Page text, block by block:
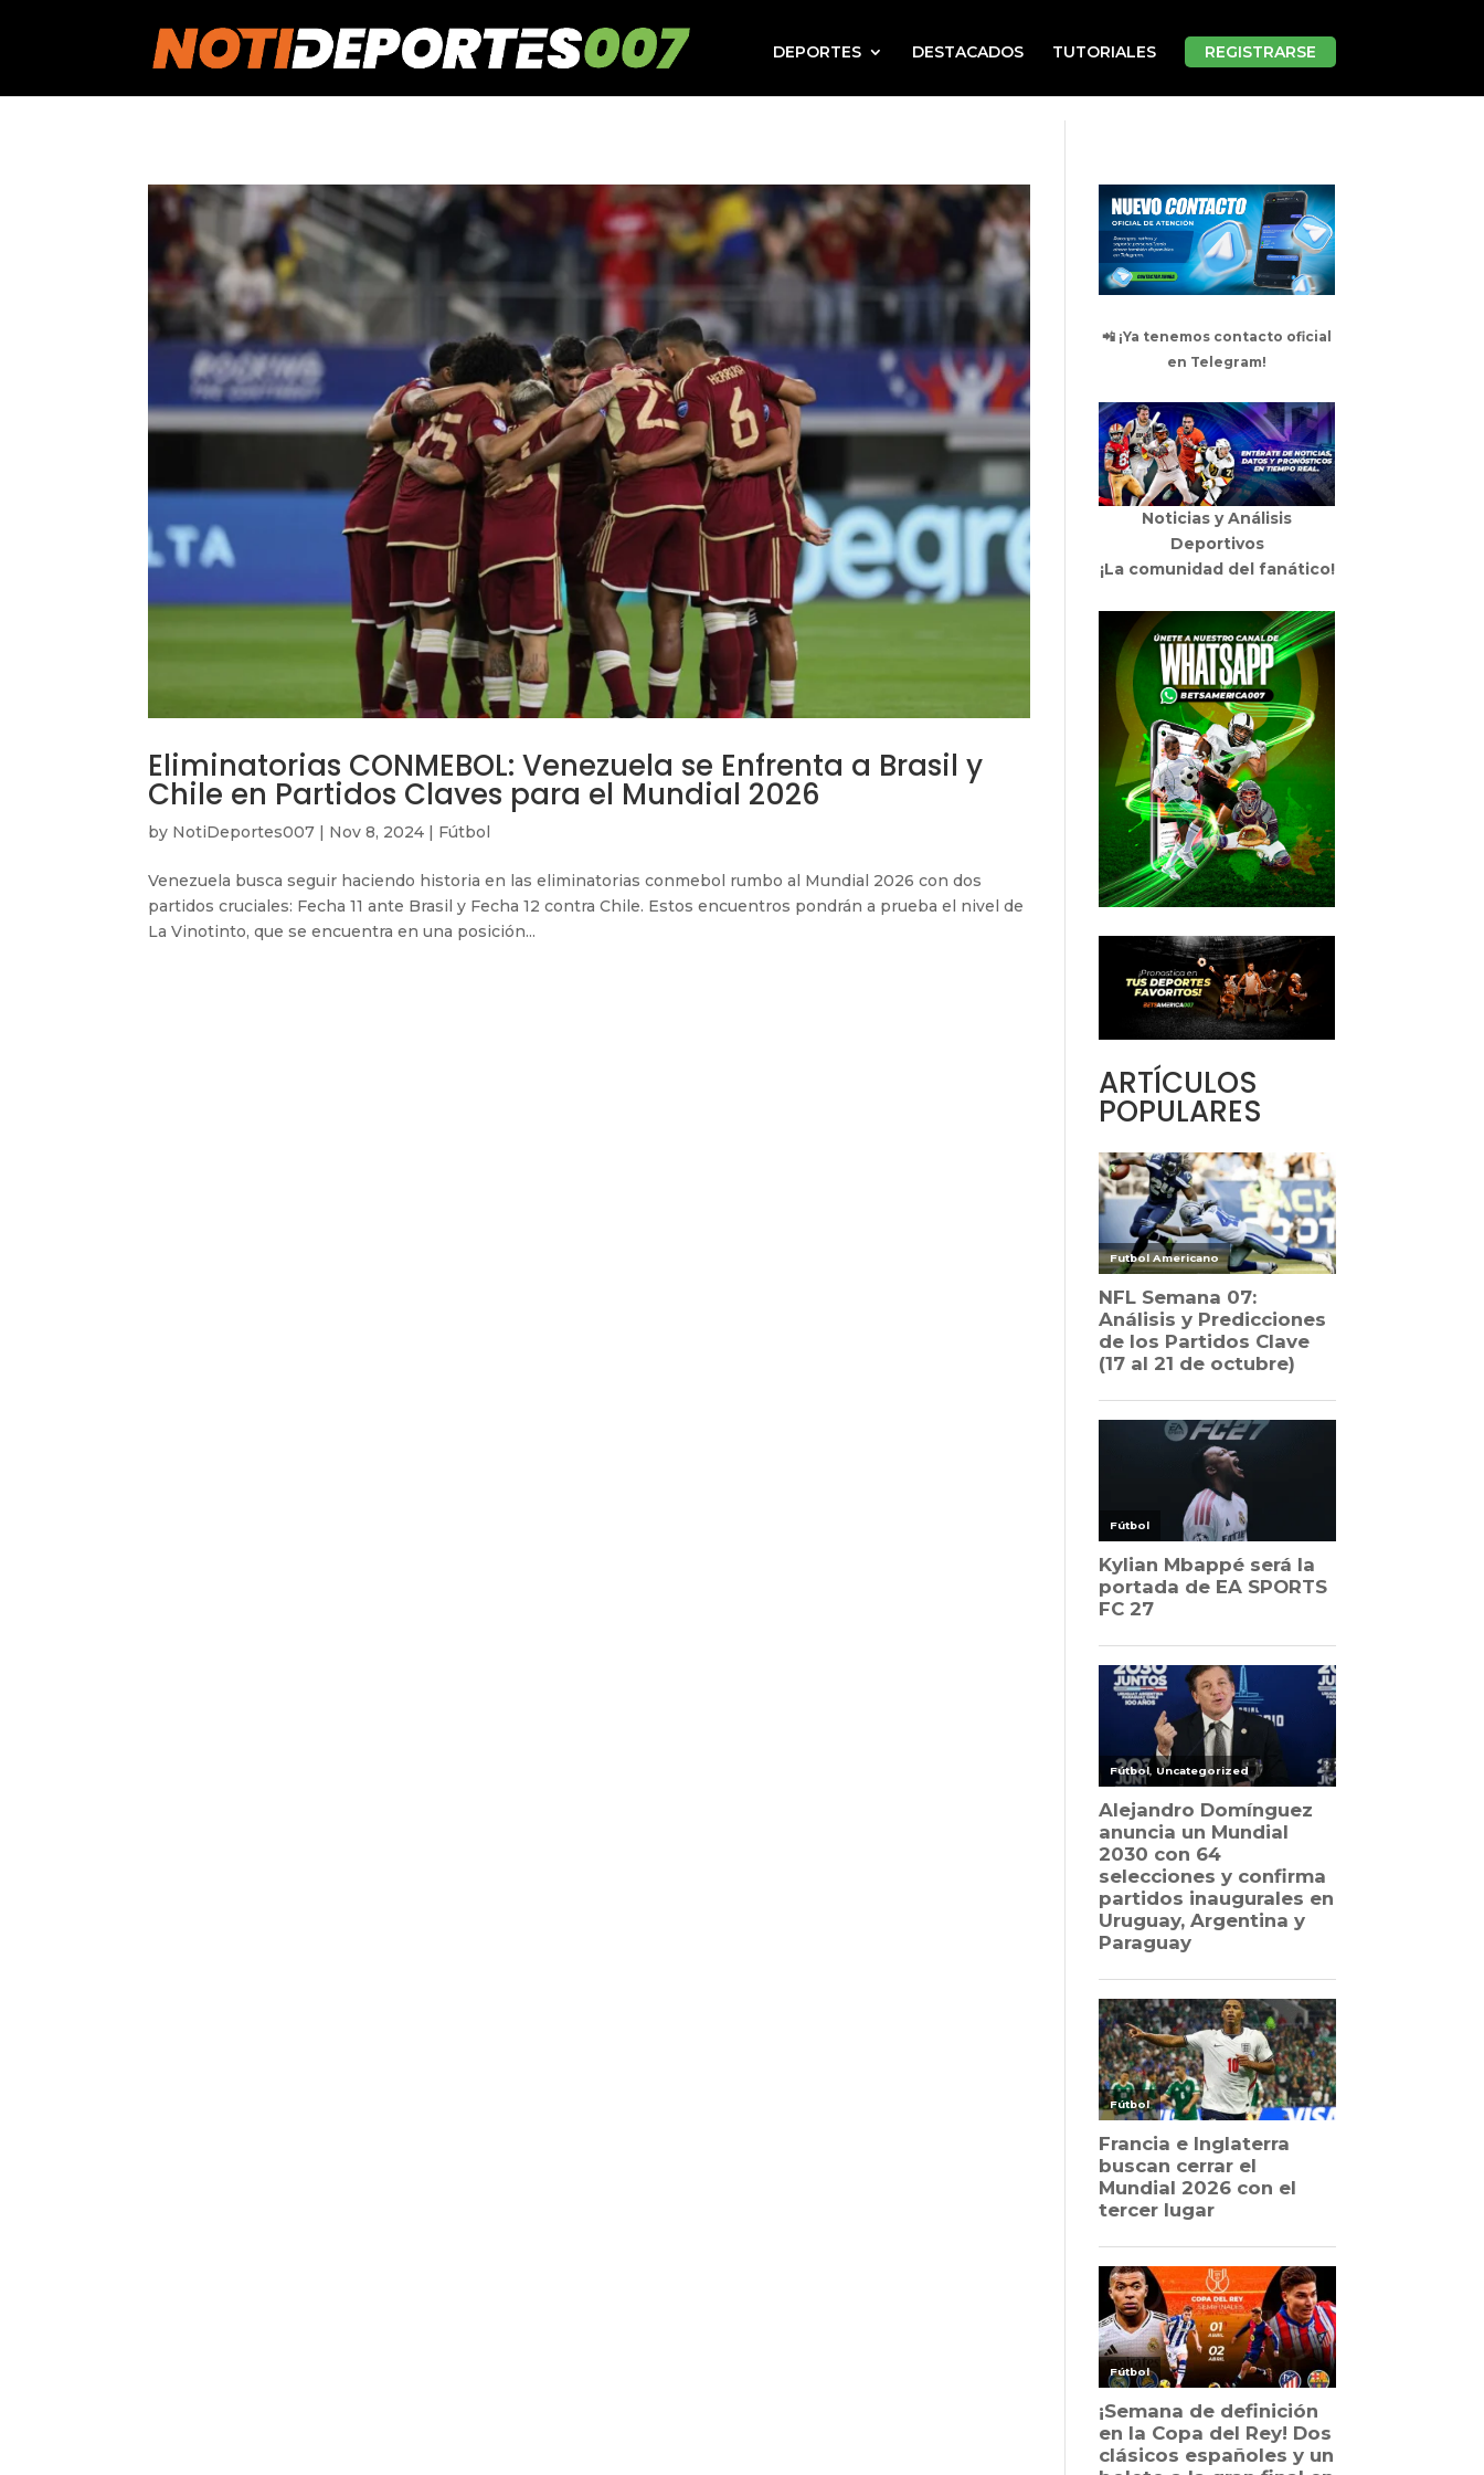
DEPORTES
DESTACADOS TUTORIALES REGISTRARSE
Eliminatorias CONMEBOL: Venezuela se Enfrenta a Brasil y
Chile en Partidos Claves para el Mundial 2026
by NotiDeportes007 | Nov 8, 2024 | Fútbol
Venezuela busca seguir haciendo historia en las eliminatorias conmebol rumbo al Mundial 2026 con dos
partidos cruciales: Fecha 11 ante Brasil y Fecha 12 contra Chile. Estos encuentros pondrán a prueba el nivel de
La Vinotinto, que se encuentra en una posición...
📲 ¡Ya tenemos contacto oficial
en Telegram!
Noticias y Análisis
Deportivos
¡La comunidad del fanático!
ARTÍCULOS
POPULARES